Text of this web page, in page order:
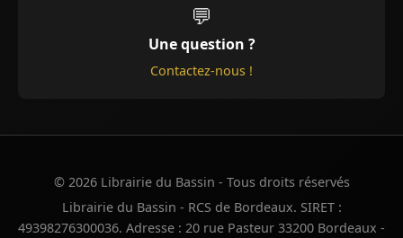
💬
Une question ?
Contactez-nous !
© 2026 Librairie du Bassin - Tous droits réservés
Librairie du Bassin - RCS de Bordeaux. SIRET :
49398276300036. Adresse : 20 rue Pasteur 33200 Bordeaux -